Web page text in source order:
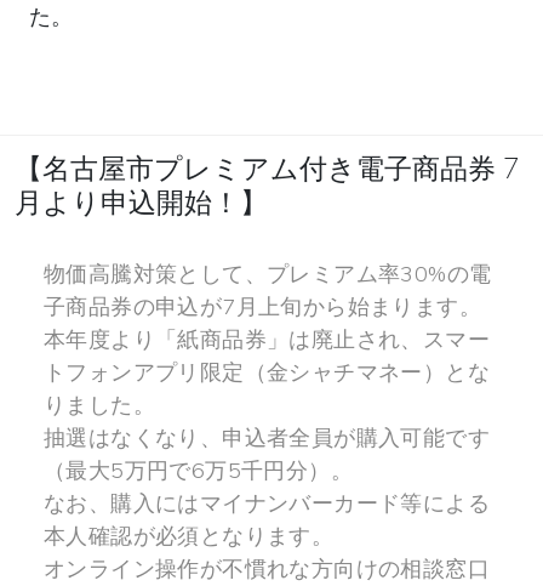
た。
【名古屋市プレミアム付き電子商品券 7
月より申込開始！】
物価高騰対策として、プレミアム率30%の電
子商品券の申込が7月上旬から始まります。
本年度より「紙商品券」は廃止され、スマー
トフォンアプリ限定（金シャチマネー）とな
りました。
抽選はなくなり、申込者全員が購入可能です
（最大5万円で6万5千円分）。
なお、購入にはマイナンバーカード等による
本人確認が必須となります。
オンライン操作が不慣れな方向けの相談窓口